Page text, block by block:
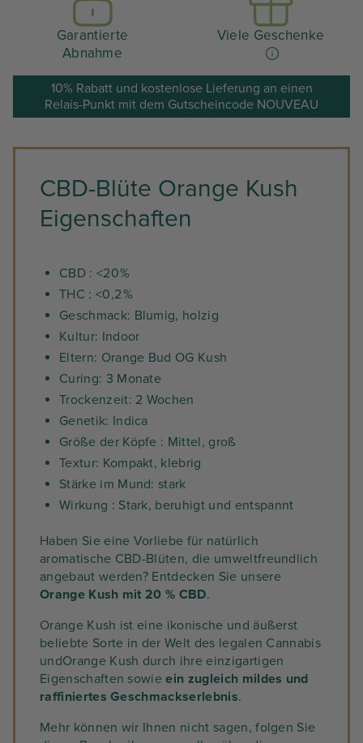
Garantierte
Abnahme
Viele Geschenke
10% Rabatt und kostenlose Lieferung an einen
Relais-Punkt mit dem Gutscheincode NOUVEAU
CBD-Blüte Orange Kush
Eigenschaften
CBD : <20 %
THC : <0,2 %
Geschmack: Blumig, holzig
Kultur: Indoor
Eltern: Orange Bud OG Kush
Curing: 3 Monate
Trockenzeit: 2 Wochen
Genetik: Indica
Größe der Köpfe : Mittel, groß
Textur: Kompakt, klebrig
Stärke im Mund: stark
Wirkung : Stark, beruhigt und entspannt
Haben Sie eine Vorliebe für natürlich
aromatische CBD-Blüten, die umweltfreundlich
angebaut werden? Entdecken Sie unsere
Orange Kush mit 20 % CBD.
Orange Kush ist eine ikonische und äußerst
beliebte Sorte in der Welt des legalen Cannabis
undOrange Kush durch ihre einzigartigen
Eigenschaften sowieein zugleich mildes und
raffiniertes Geschmackserlebnis.
Mehr können wir Ihnen nicht sagen, folgen Sie